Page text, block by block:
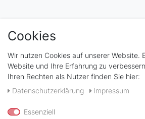
Cookies
Wir nutzen Cookies auf unserer Website.
Website und Ihre Erfahrung zu
Ihren Rechten als Nutzer finden Sie hier:
Daten­schutz­erklärung
Impressum
Essenziell